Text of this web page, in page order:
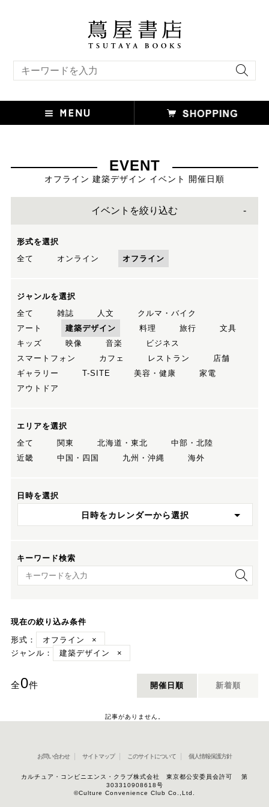
EVENT
オフライン 建築デザイン イベント 開催日順
イベントを絞り込む
形式を選択
全て
オンライン オフライン
ジャンルを選択
全て
雑誌 人文
クルマ・バイク
アート
建築デザイン 料理 旅行
文具
キッズ
映像 音楽
ビジネス
スマートフォン
カフェ レストラン
店舗
ギャラリー
T-SITE 美容・健康
家電
アウトドア
エリアを選択
全て
関東 北海道・東北
中部・北陸
近畿
中国・四国 九州・沖縄 海外
日時を選択
日時をカレンダーから選択
キーワード検索
キーワード検索
現在の絞り込み条件
形式：
オフライン
×
ジャンル：
建築デザイン ×
全0件 開催日順 新着順
記事がありません。
お問い合わせ サイトマップ このサイトについて 個人情報保護方針
カルチュア・コンビニエンス・クラブ株式会社 東京都公安委員会許可 第
303310908618号
©Culture Convenience Club Co.,Ltd.